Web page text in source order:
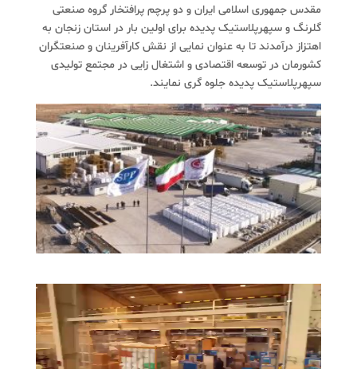
مقدس جمهوری اسلامی ایران و دو پرچم پرافتخار گروه صنعتی
گلرنگ و سپهرپلاستیک پدیده برای اولین بار در استان زنجان به
اهتزاز درآمدند تا به عنوان نمایی از نقش کارآفرینان و صنعتگران
کشورمان در توسعه اقتصادی و اشتغال زایی در مجتمع تولیدی
سپهرپلاستیک پدیده جلوه گری نمایند.